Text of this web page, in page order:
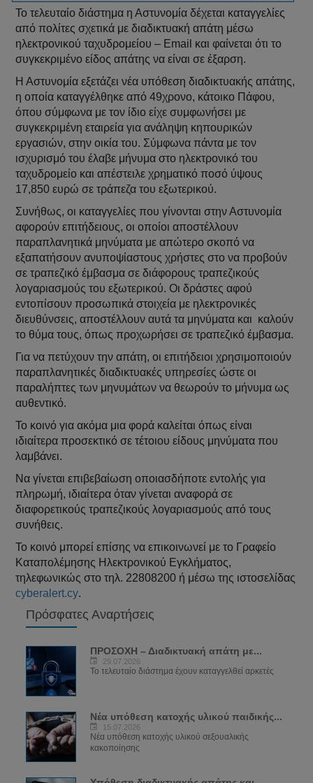
Το τελευταίο διάστημα η Αστυνομία δέχεται καταγγελίες
από πολίτες σχετικά με διαδικτυακή απάτη μέσω
ηλεκτρονικού ταχυδρομείου – Email και φαίνεται ότι το
συγκεκριμένο είδος απάτης να είναι σε έξαρση.
Η Αστυνομία εξετάζει νέα υπόθεση διαδικτυακής απάτης,
η οποία καταγγέλθηκε από 49χρονο, κάτοικο Πάφου,
όπου σύμφωνα με τον ίδιο είχε συμφωνήσει με
συγκεκριμένη εταιρεία για ανάληψη κηπουρικών
εργασιών, στην οικία του. Σύμφωνα πάντα με τον
ισχυρισμό του έλαβε μήνυμα στο ηλεκτρονικό του
ταχυδρομείο και απέστειλε χρηματικό ποσό ύψους
17,850 ευρώ σε τράπεζα του εξωτερικού.
Συνήθως, οι καταγγελίες που γίνονται στην Αστυνομία
αφορούν επιτήδειους, οι οποίοι αποστέλλουν
παραπλανητικά μηνύματα με απώτερο σκοπό να
εξαπατήσουν ανυποψίαστους χρήστες στο να προβούν
σε τραπεζικό έμβασμα σε διάφορους τραπεζικούς
λογαριασμούς του εξωτερικού. Οι δράστες αφού
εντοπίσουν προσωπικά στοιχεία με ηλεκτρονικές
διευθύνσεις, αποστέλλουν αυτά τα μηνύματα και καλούν
το θύμα τους, όπως προχωρήσει σε τραπεζικό έμβασμα.
Για να πετύχουν την απάτη, οι επιτήδειοι χρησιμοποιούν
παραπλανητικές διαδικτυακές υπηρεσίες ώστε οι
παραλήπτες των μηνυμάτων να θεωρούν το μήνυμα ως
αυθεντικό.
Το κοινό για ακόμα μια φορά καλείται όπως είναι
ιδιαίτερα προσεκτικό σε τέτοιου είδους μηνύματα που
λαμβάνει.
Να γίνεται επιβεβαίωση οποιασδήποτε εντολής για
πληρωμή, ιδιαίτερα όταν γίνεται αναφορά σε
διαφορετικούς τραπεζικούς λογαριασμούς από τους
συνήθεις.
Το κοινό μπορεί επίσης να επικοινωνεί με το Γραφείο
Καταπολέμησης Ηλεκτρονικού Εγκλήματος,
τηλεφωνικώς στο τηλ. 22808200 ή μέσω της ιστοσελίδας
cyberalert.cy.
Πρόσφατες Αναρτήσεις
ΠΡΟΣΟΧΗ – Διαδικτυακή απάτη με...
29.07.2026
Το τελευταίο διάστημα έχουν καταγγελθεί αρκετές
Νέα υπόθεση κατοχής υλικού παιδικής...
15.07.2026
Νέα υπόθεση κατοχής υλικού σεξουαλικής
κακοποίησης